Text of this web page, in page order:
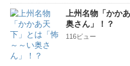
上州名物「かか
奥さん」！？
116ビュー